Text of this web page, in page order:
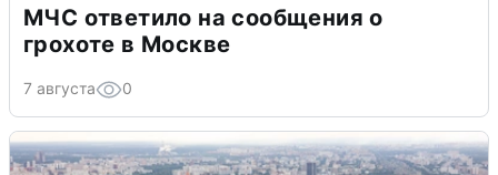
МЧС ответило на сообщения о
грохоте в Москве
7 августа 0